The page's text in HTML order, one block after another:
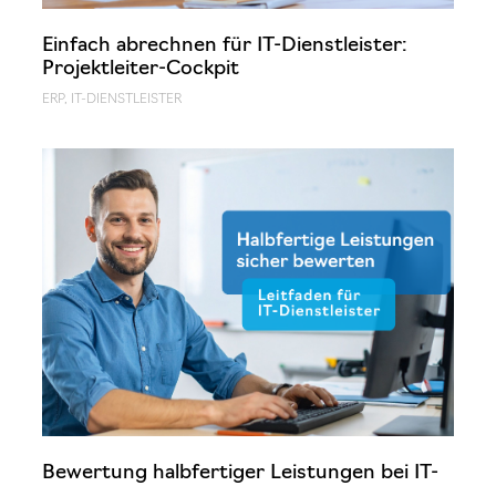
Einfach abrechnen für IT-Dienstleister:
Projektleiter-Cockpit
ERP, IT-DIENSTLEISTER
Bewertung halbfertiger Leistungen bei IT-